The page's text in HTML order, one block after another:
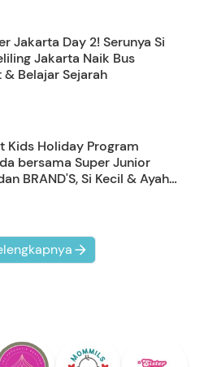
Jakarta Day 2! Serunya Si
Jakarta Naik Bus
& Belajar Sejarah
Kids Holiday Program
bersama Super Junior
BRAND'S, Si Kecil & Ayah